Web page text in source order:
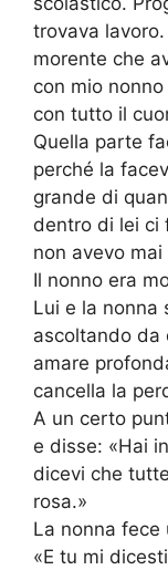
trovava
morente che
con mio
con tutto il
Quella parte
perché la
grande di
dentro di lei ci
non avevo
Il nonno era
Lui e la nonna
ascoltando da
amare
cancella la
A un certo
e disse: «Hai
dicevi che
rosa.»
La nonna fece
«E tu mi